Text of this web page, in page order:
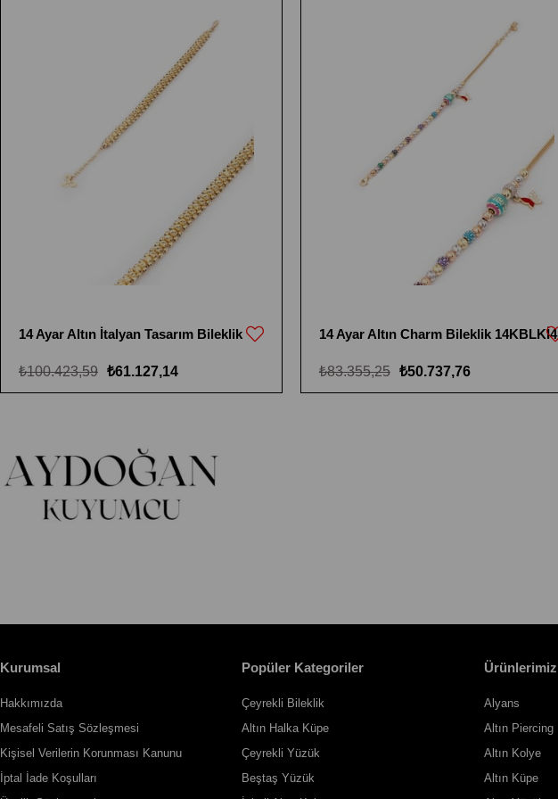
14 Ayar Altın İtalyan Tasarım Bileklik
₺61.127,14
₺100.423,59
14 Ayar Altın Charm Bileklik 14KBLKİ4
₺50.737,76
₺83.355,25
Kurumsal
Hakkımızda
Mesafeli Satış Sözleşmesi
Kişisel Verilerin Korunması Kanunu
İptal İade Koşulları
Popüler Kategoriler
Çeyrekli Bileklik
Altın Halka Küpe
Çeyrekli Yüzük
Beştaş Yüzük
Ürünlerimiz
Alyans
Altın Piercing
Altın Kolye
Altın Küpe